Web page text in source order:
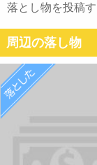
落とし物を投稿
周辺の落し物